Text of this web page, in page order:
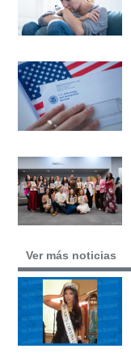
Ver más noticias